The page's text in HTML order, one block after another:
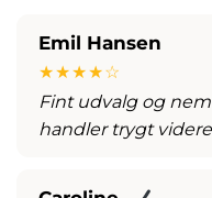
Emil Hansen
★★★★☆
Fint udvalg og
handler trygt